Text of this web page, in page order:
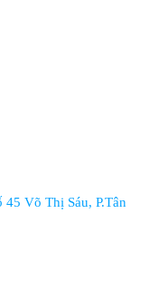
Võ Thị Sáu, P.Tân